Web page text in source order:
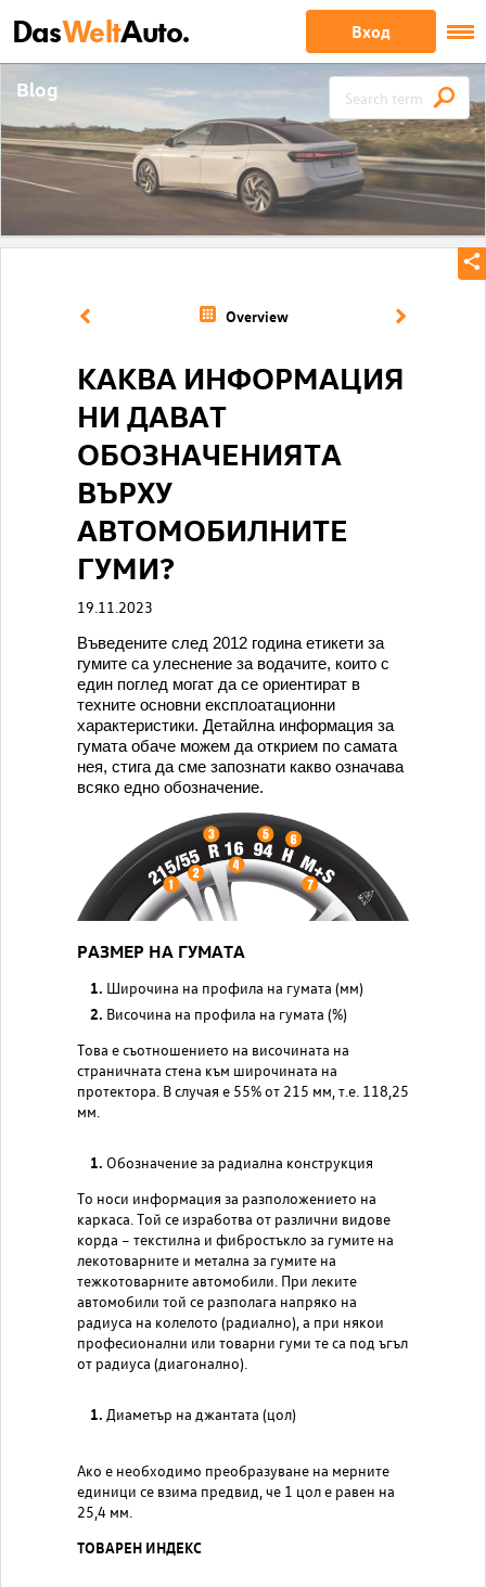
DasWeltAuto. Вход
Blog
Overview
КАКВА ИНФОРМАЦИЯ
НИ ДАВАТ
ОБОЗНАЧЕНИЯТА
ВЪРХУ
АВТОМОБИЛНИТЕ
ГУМИ?
19.11.2023
Въведените след 2012 година етикети за
гумите са улеснение за водачите, които с
един поглед могат да се ориентират в
техните основни експлоатационни
характеристики. Детайлна информация за
гумата обаче можем да открием по самата
нея, стига да сме запознати какво означава
всяко едно обозначение.
РАЗМЕР НА ГУМАТА
Широчина на профила на гумата (мм)
Височина на профила на гумата (%)
Това е съотношението на височината на
страничната стена към широчината на
протектора. В случая е 55% от 215 мм, т.е. 118,25
мм.
Обозначение за радиална конструкция
То носи информация за разположението на
каркаса. Той се изработва от различни видове
корда – текстилна и фибростъкло за гумите на
лекотоварните и метална за гумите на
тежкотоварните автомобили. При леките
автомобили той се разполага напряко на
радиуса на колелото (радиално), а при някои
професионални или товарни гуми те са под ъгъл
от радиуса (диагонално).
Диаметър на джантата (цол)
Ако е необходимо преобразуване на мерните
единици се взима предвид, че 1 цол е равен на
25,4 мм.
ТОВАРЕН ИНДЕКС